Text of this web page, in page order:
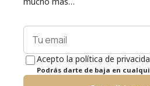
Acepto la política de
Podrás darte de baja en